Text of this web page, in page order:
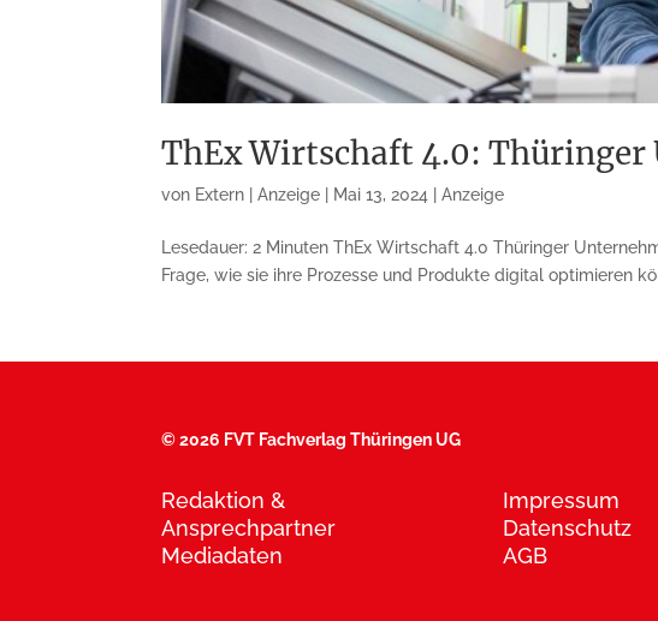
ThEx Wirtschaft 4.0:
von Extern | Anzeige Mai 13, 2024 |Anzeige
Lesedauer: 2 Minuten ThEx Wirtschaft 4.0 Thüringer
Frage, wie sie ihre Prozesse und Produkte digital optimieren
©2026 FVT Fachverlag Thüringen UG
Redaktion &
Ansprechpartner
Mediadaten
Impressum
Datenschutz
AGB